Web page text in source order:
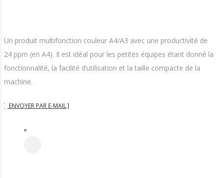
Un produit multifonction couleur A4/A3 avec une productivité de
24 ppm (en A4). Il est idéal pour les petites équipes étant donné la
fonctionnalité, la facilité d’utilisation et la taille compacte de la
machine.
ENVOYER PAR E-MAIL